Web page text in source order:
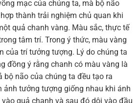
mạc của chúng ta, mà bộ não
thành trải nghiệm chủ quan khi
quả chanh vàng. Màu sắc, thực tế
tâm trí. Trong ý thức, màu vàng
của trí tưởng tượng. Lý do chúng ta
đồng ý rằng chanh có màu vàng là
bộ não của chúng ta đều tạo ra
ảnh tưởng tượng giống nhau khi ánh
quả chanh và sau đó dội vào đầu